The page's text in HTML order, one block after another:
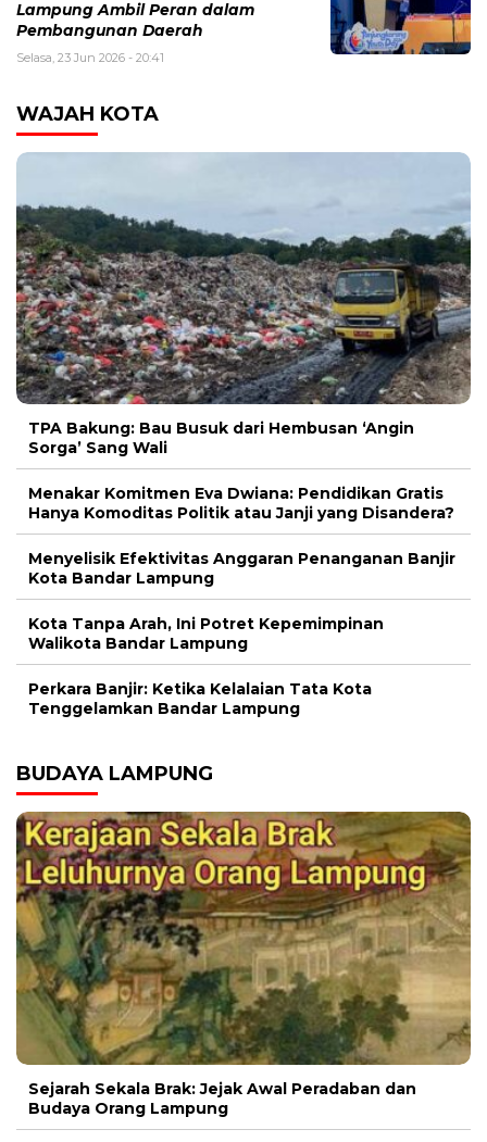
Lampung Ambil Peran dalam
Pembangunan Daerah
Selasa, 23 Jun 2026 - 20:41
WAJAH KOTA
TPA Bakung: Bau Busuk dari Hembusan ‘Angin
Sorga’ Sang Wali
Menakar Komitmen Eva Dwiana: Pendidikan Gratis
Hanya Komoditas Politik atau Janji yang Disandera?
Menyelisik Efektivitas Anggaran Penanganan Banjir
Kota Bandar Lampung
Kota Tanpa Arah, Ini Potret Kepemimpinan
Walikota Bandar Lampung
Perkara Banjir: Ketika Kelalaian Tata Kota
Tenggelamkan Bandar Lampung
BUDAYA LAMPUNG
Sejarah Sekala Brak: Jejak Awal Peradaban dan
Budaya Orang Lampung